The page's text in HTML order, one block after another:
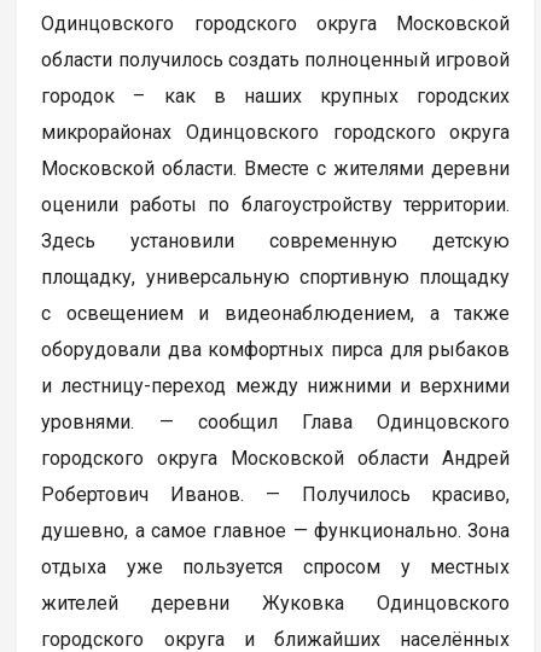
Одинцовского городского округа Московской
области получилось создать полноценный игровой
городок – как в наших крупных городских
микрорайонах Одинцовского городского округа
Московской области. Вместе с жителями деревни
оценили работы по благоустройству территории.
Здесь установили современную детскую
площадку, универсальную спортивную площадку
с освещением и видеонаблюдением, а также
оборудовали два комфортных пирса для рыбаков
и лестницу-переход между нижними и верхними
уровнями. — сообщил Глава Одинцовского
городского округа Московской области Андрей
Робертович Иванов. — Получилось красиво,
душевно, а самое главное — функционально. Зона
отдыха уже пользуется спросом у местных
жителей деревни Жуковка Одинцовского
городского округа и ближайших населённых